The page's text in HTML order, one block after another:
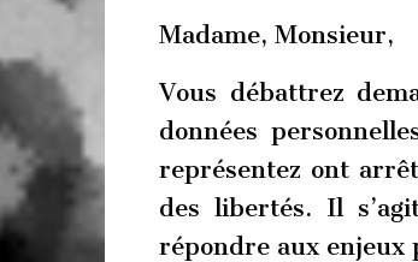
Madame, Monsieur,
Vous débattrez
données
représentez ont
des libertés. Il
répondre aux enjeux